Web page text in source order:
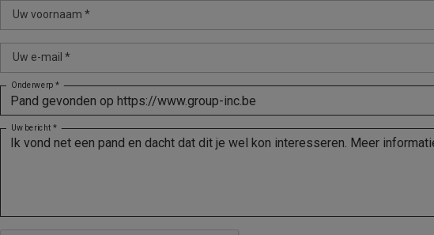
Uw voornaam *
Uw e-mail *
Onderwerp *
Uw bericht *